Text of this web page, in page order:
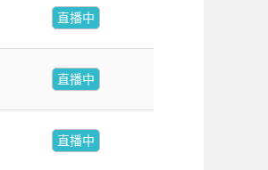
直播中
直播中
直播中